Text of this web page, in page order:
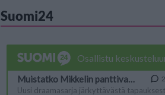
Suomi24